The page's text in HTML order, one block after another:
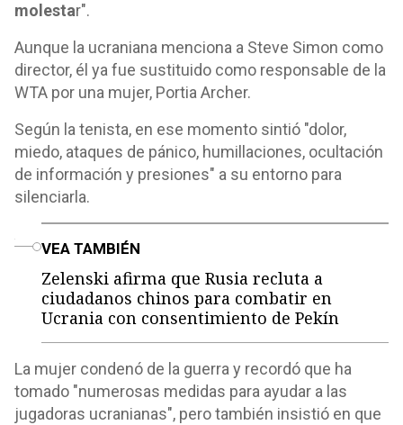
molestar".
Aunque la ucraniana menciona a Steve Simon como
director, él ya fue sustituido como responsable de la
WTA por una mujer, Portia Archer.
Según la tenista, en ese momento sintió "dolor,
miedo, ataques de pánico, humillaciones, ocultación
de información y presiones" a su entorno para
silenciarla.
VEA TAMBIÉN
Zelenski afirma que Rusia recluta a
ciudadanos chinos para combatir en
Ucrania con consentimiento de Pekín
La mujer condenó de la guerra y recordó que ha
tomado "numerosas medidas para ayudar a las
jugadoras ucranianas", pero también insistió en que